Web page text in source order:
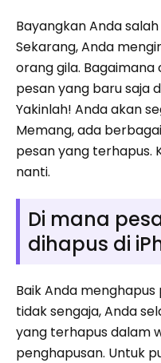
Bayangkan Anda
Sekarang, Anda
orang gila.
pesan yang baru saja
Yakinlah! Anda akan
Memang, ada
pesan yang terhapus.
nanti.
Di mana
dihapus di
Baik Anda
tidak sengaja, Anda
yang terhapus dalam
penghapusan. Untuk